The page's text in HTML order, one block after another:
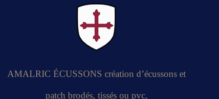
AMALRIC ÉCUSSONS création d’écussons et
patch brodés, tissés ou pvc,